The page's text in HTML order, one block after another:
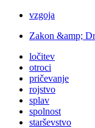
vzgoja
Zakon &amp;
ločitev
otroci
pričevanje
rojstvo
splav
spolnost
starševstvo